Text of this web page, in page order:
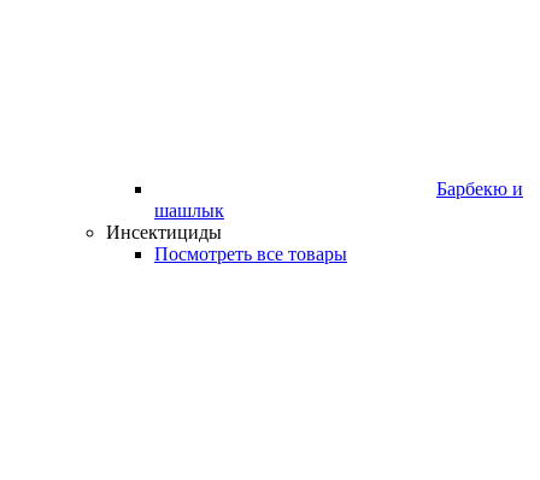
Барбекю и
шашлык
Инсектициды
Посмотреть все товары